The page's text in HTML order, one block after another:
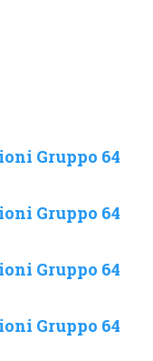
Gruppo 64
Gruppo 64
Gruppo 64
Gruppo 64